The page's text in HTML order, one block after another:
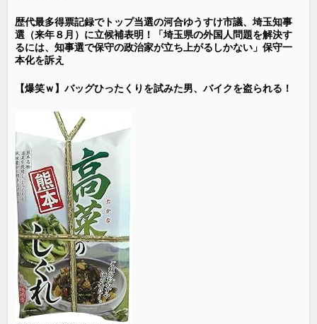
歴代最多得票記録でトップ当選の河合ゆうすけ市議、埼玉知事
選（来年８月）に立候補表明！「埼玉県の外国人問題を解決す
るには、知事選で保守の政治家が立ち上がるしかない」保守一
本化を訴え
【爆笑ｗ】バッグひったくりを試みた男、バイクを盗られる！